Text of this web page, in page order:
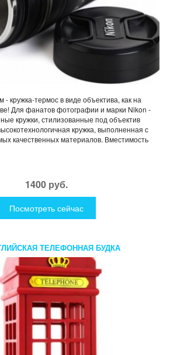
- кружка-термос в виде объектива, как на
Для фанатов фотографии и марки Nikon -
кружки, стилизованные под объектив
кружка, выполненная с
качественных материалов. Вместимость
1400 руб.
Посмотреть сейчас
ТЕЛЕФОННАЯ БУДКА